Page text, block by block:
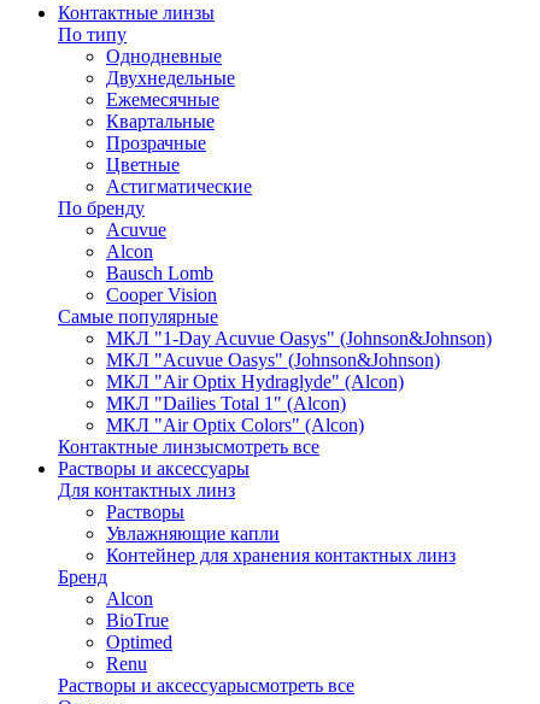
Контактные линзы
По типу
Однодневные
Двухнедельные
Ежемесячные
Квартальные
Прозрачные
Цветные
Астигматические
По бренду
Acuvue
Alcon
Bausch Lomb
Cooper Vision
Самые популярные
МКЛ "1-Day Acuvue Oasys" (Johnson&Johnson)
МКЛ "Acuvue Oasys" (Johnson&Johnson)
МКЛ "Air Optix Hydraglyde" (Alcon)
МКЛ "Dailies Total 1" (Alcon)
МКЛ "Air Optix Colors" (Alcon)
Контактные линзысмотреть все
Растворы и аксессуары
Для контактных линз
Растворы
Увлажняющие капли
Контейнер для хранения контактных линз
Бренд
Alcon
BioTrue
Optimed
Renu
Растворы и аксессуарысмотреть все